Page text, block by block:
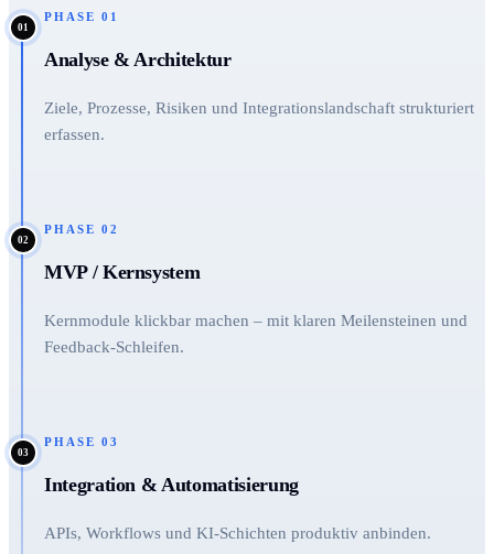
01
PHASE 01
Analyse & Architektur
Ziele, Prozesse, Risiken und Integrationslandschaft strukturiert
erfassen.
02
PHASE 02
MVP / Kernsystem
Kernmodule klickbar machen – mit klaren Meilensteinen und
Feedback-Schleifen.
03
PHASE 03
Integration & Automatisierung
APIs, Workflows und KI-Schichten produktiv anbinden.